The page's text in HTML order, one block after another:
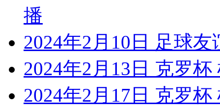
播
2024年2月10日 足球
2024年2月13日 克罗
2024年2月17日 克罗